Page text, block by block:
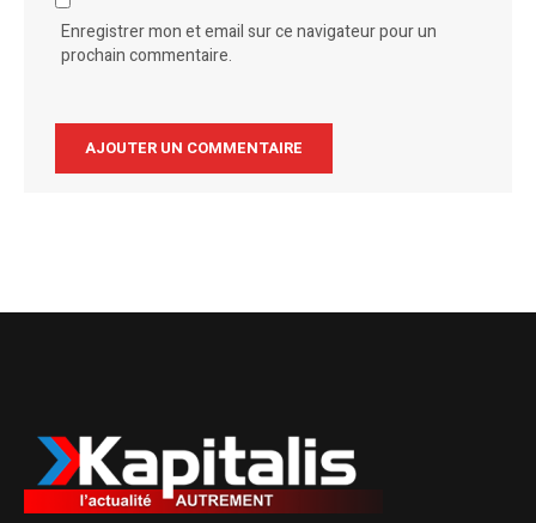
Enregistrer mon et email sur ce navigateur pour un
prochain commentaire.